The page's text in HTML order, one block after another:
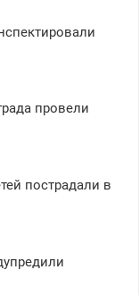
провели
пострадали в